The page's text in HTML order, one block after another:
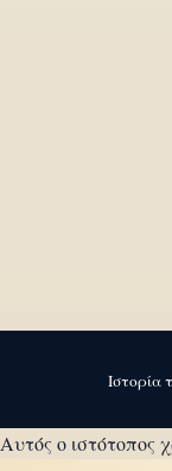
Αυτός ο ιστότοπος